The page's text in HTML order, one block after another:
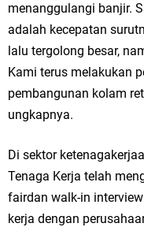
DPC PDI Perjuangan
Kurban untuk Ratusan Warga
Keluarga Besar dr. Titin
RT 03 RW 01 Patra Raya
Bersolek, Siap Meriahkan
menanggulangi banjir.
adalah kecepatan
lalu tergolong besar,
Kami terus melakukan
pembangunan kolam
ungkapnya.
Di sektor
Tenaga Kerja telah
fairdan walk-in
kerja dengan